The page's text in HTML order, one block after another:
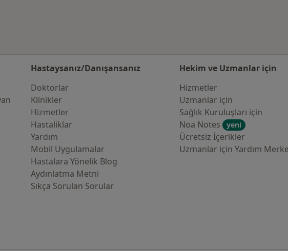
Hastaysanız/Danışansanız
Doktorlar
Klinikler
Hizmetler
Hastaliklar
Yardım
Mobil Uygulamalar
Hastalara Yönelik Blog
Aydınlatma Metni
Sıkça Sorulan Sorular
Hekim ve Uzmanlar için
Hizmetler
Uzmanlar için
Sağlık Kuruluşları için
Noa Notes
yeni
Ücretsiz İçerikler
Uzmanlar için Yardım